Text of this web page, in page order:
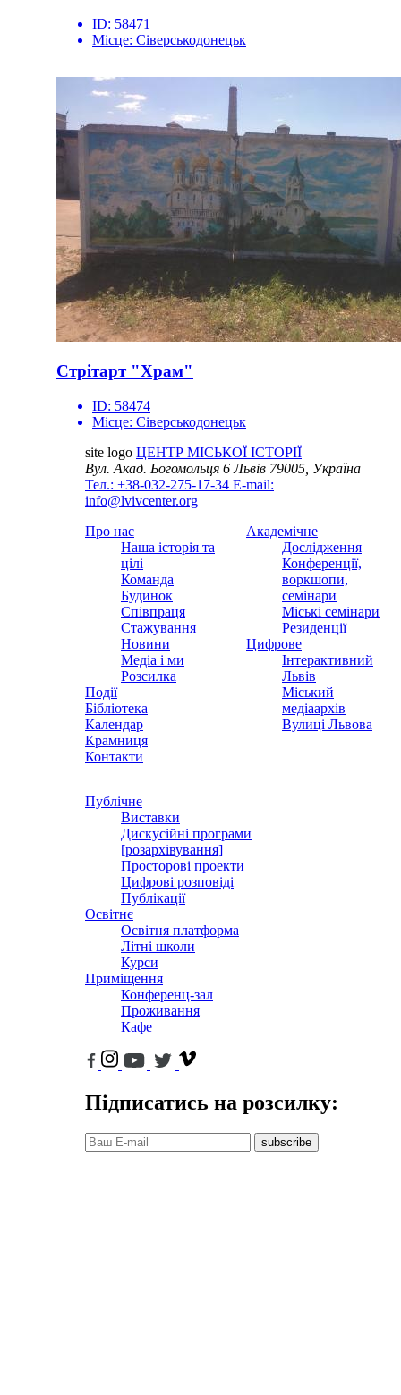
ID: 58471
Місце: Сіверськодонецьк
Стрітарт "Храм"
ID: 58474
Місце: Сіверськодонецьк
site logo ЦЕНТР МІСЬКОЇ ІСТОРІЇ
Вул. Акад. Богомольця 6Львів 79005, Україна
Тел.: +38-032-275-17-34 E-mail:
info@lvivcenter.org
Про нас
Наша історія та
цілі
Команда
Будинок
Співпраця
Стажування
Новини
Медіа і ми
Розсилка
Події
Бібліотека
Календар
Крамниця
Контакти
Академічне
Дослідження
Конференції,
воркшопи,
семінари
Міські семінари
Резиденції
Цифрове
Інтерактивний
Львів
Міський
медіаархів
Вулиці Львова
Публічне
Виставки
Дискусійні програми
[розархівування]
Просторові проекти
Цифрові розповіді
Публікації
Освітнє
Освітня платформа
Літні школи
Курси
Приміщення
Конференц-зал
Проживання
Кафе
Підписатись на розсилку:
subscribe